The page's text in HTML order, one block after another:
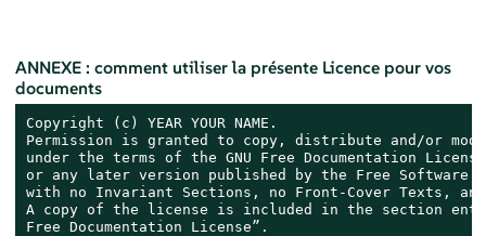
ANNEXE : comment utiliser la présente Licence pour vos
documents
Copyright (c) YEAR YOUR NAME.
Permission is granted to copy, distribute and/or
under the terms of the GNU Free Documentation
or any later version published by the Free Software
with no Invariant Sections, no Front-Cover Texts, and
A copy of the license is included in the section
Free Documentation License”.